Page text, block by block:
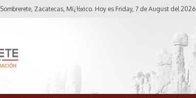
Sombrerete, Zacatecas, Mï¿½xico. Hoy es Friday, 7 de August del 2026.